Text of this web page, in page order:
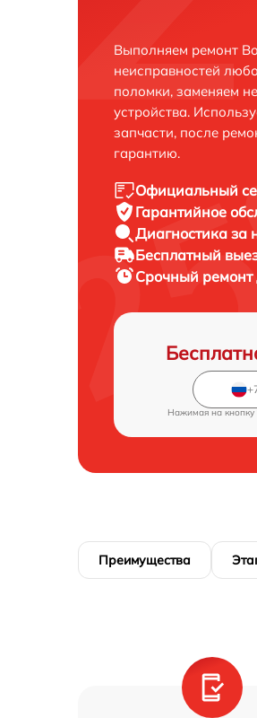
Выполняем ремонт
неисправностей
поломки, заменяем
устройства.
запчасти, после
гарантию.
Официальный
Гарантийное
Диагностика за
Бесплатный
Срочный ремонт
Нажимая на кнопку
Преимущества